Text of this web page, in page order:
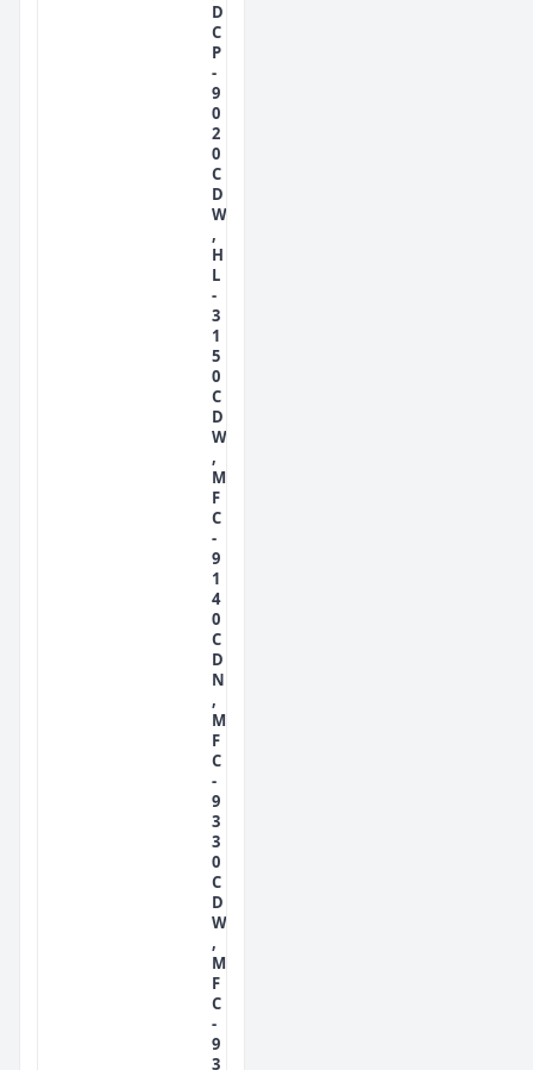
D
C
P
-
9
0
2
0
C
D
W
,
H
L
-
3
1
5
0
C
D
W
,
M
F
C
-
9
1
4
0
C
D
N
,
M
F
C
-
9
3
3
0
C
D
W
,
M
F
C
-
9
3